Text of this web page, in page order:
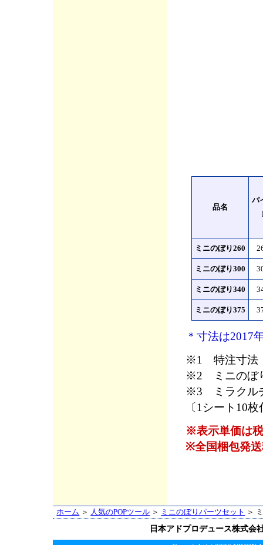
品名
パ
ミニのぼり260
ミニのぼり300
ミニのぼり340
ミニのぼり375
＊寸法は2017
※1 特注寸法
※2 ミニのぼ
※3 ミラクル
〔1シート10
※表示単価は
※全国梱包発
ホーム ＞ 人気のPOPツール ＞ ミニのぼりパーツセット ＞
日本アドプロデュース株式会